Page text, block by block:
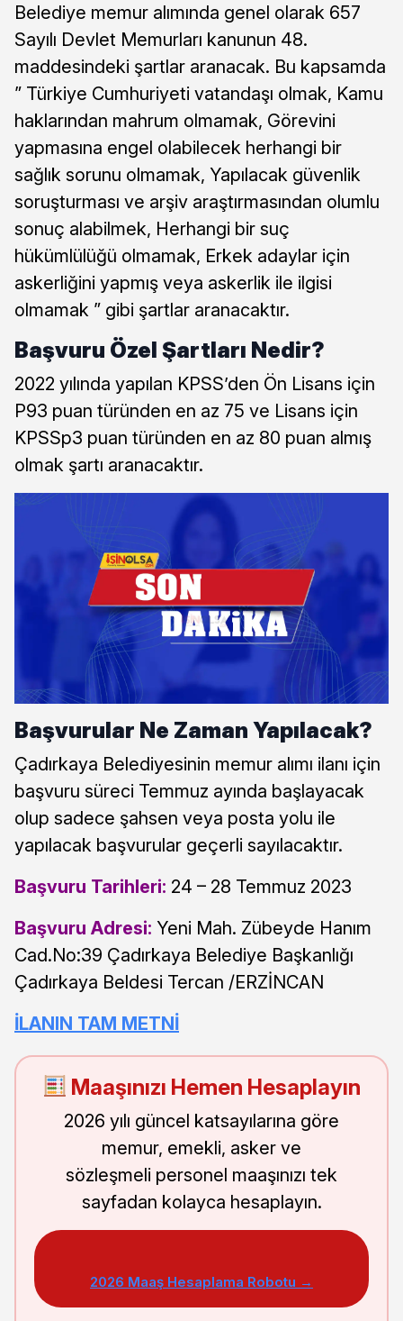
Belediye memur alımında genel olarak 657
Sayılı Devlet Memurları kanunun 48.
maddesindeki şartlar aranacak. Bu kapsamda
” Türkiye Cumhuriyeti vatandaşı olmak, Kamu
haklarından mahrum olmamak, Görevini
yapmasına engel olabilecek herhangi bir
sağlık sorunu olmamak, Yapılacak güvenlik
soruşturması ve arşiv araştırmasından olumlu
sonuç alabilmek, Herhangi bir suç
hükümlülüğü olmamak, Erkek adaylar için
askerliğini yapmış veya askerlik ile ilgisi
olmamak ” gibi şartlar aranacaktır.
Başvuru Özel Şartları Nedir?
2022 yılında yapılan KPSS’den Ön Lisans için
P93 puan türünden en az 75 ve Lisans için
KPSSp3 puan türünden en az 80 puan almış
olmak şartı aranacaktır.
Başvurular Ne Zaman Yapılacak?
Çadırkaya Belediyesinin memur alımı ilanı için
başvuru süreci Temmuz ayında başlayacak
olup sadece şahsen veya posta yolu ile
yapılacak başvurular geçerli sayılacaktır.
Başvuru Tarihleri: 24 – 28 Temmuz 2023
Başvuru Adresi: Yeni Mah. Zübeyde Hanım
Cad.No:39 Çadırkaya Belediye Başkanlığı
Çadırkaya Beldesi Tercan /ERZİNCAN
İLANIN TAM METNİ
Maaşınızı Hemen Hesaplayın
2026 yılı güncel katsayılarına göre
memur, emekli, asker ve
sözleşmeli personel maaşınızı tek
sayfadan kolayca hesaplayın.
2026 Maaş Hesaplama Robotu →